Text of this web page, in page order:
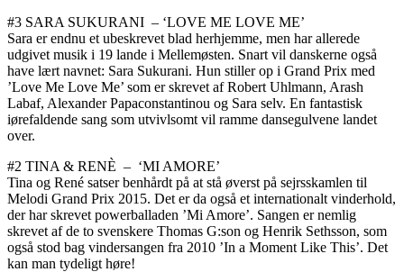
#3 SARA SUKURANI – ‘LOVE ME LOVE ME’
Sara er endnu et ubeskrevet blad herhjemme, men har allerede
udgivet musik i 19 lande i Mellem­østen. Snart vil danskerne også
have lært navnet: Sara Sukurani. Hun stiller op i Grand Prix med
’Love Me Love Me’ som er skrevet af Robert Uhlmann, Arash
Labaf, Alexander Papaconstantinou og Sara selv. En fantastisk
iørefaldende sang som utvivlsomt vil ramme dansegulvene landet
over.
#2 TINA & RENÈ – ‘MI AMORE’
Tina og René satser benhårdt på at stå øverst på sejrsskamlen til
Melodi Grand Prix 2015. Det er da også et internationalt vinderhold,
der har skrevet powerballaden ’Mi Amore’. Sangen er nemlig
skrevet af de to svenskere Tho­mas G:son og Henrik Sethsson, som
også stod bag vindersangen fra 2010 ’In a Moment Like This’. Det
kan man tydeligt høre!